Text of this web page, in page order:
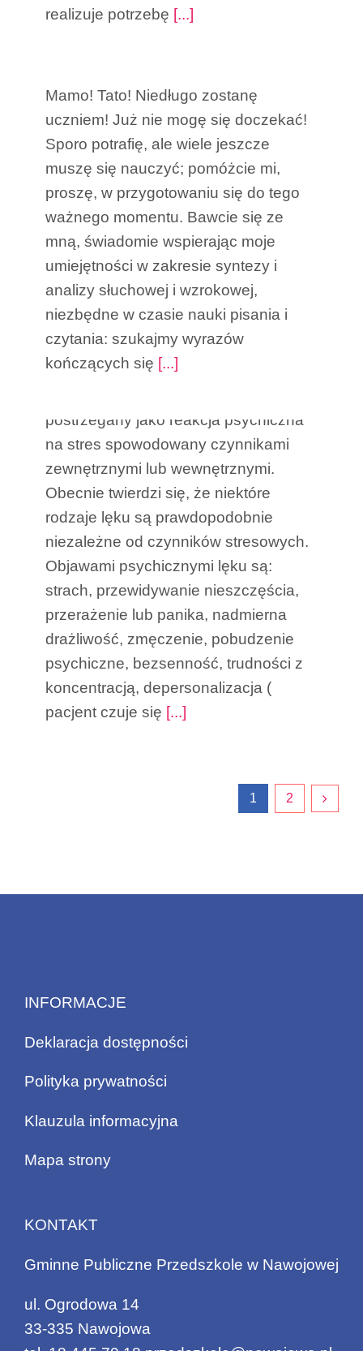
realizuje potrzebę [...]
Jak przygotować dziecko
Mamo! Tato! Niedługo zostanę
uczniem! Już nie mogę się doczekać!
Sporo potrafię, ale wiele jeszcze
muszę się nauczyć; pomóżcie mi,
proszę, w przygotowaniu się do tego
ważnego momentu. Bawcie się ze
mną, świadomie wspierając moje
umiejętności w zakresie syntezy i
analizy słuchowej i wzrokowej,
niezbędne w czasie nauki pisania i
czytania: szukajmy wyrazów
kończących się [...]
Lęki u dziecka
przedszkolnego
Lęk jest doświadczeniem
postrzegany jako reakcja psychiczna
na stres spowodowany czynnikami
zewnętrznymi lub wewnętrznymi.
Obecnie twierdzi się, że niektóre
rodzaje lęku są prawdopodobnie
niezależne od czynników stresowych.
Objawami psychicznymi lęku są:
strach, przewidywanie nieszczęścia,
przerażenie lub panika, nadmierna
drażliwość, zmęczenie, pobudzenie
psychiczne, bezsenność, trudności z
koncentracją, depersonalizacja (
pacjent czuje się [...]
1 2
INFORMACJE
Deklaracja dostępności
Polityka prywatności
Klauzula informacyjna
Mapa strony
KONTAKT
Gminne Publiczne Przedszkole w Nawojowej
ul. Ogrodowa 14
33-335 Nawojowa